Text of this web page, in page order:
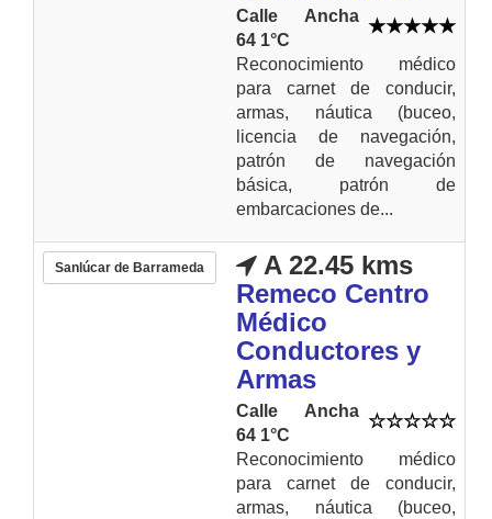
Calle Ancha
64 1°C
Reconocimiento médico
para carnet de conducir,
armas, náutica (buceo,
licencia de navegación,
patrón de navegación
básica, patrón de
embarcaciones de...
Sanlúcar de Barrameda
A 22.45 kms
Remeco Centro
Médico
Conductores y
Armas
Calle Ancha
64 1°C
Reconocimiento médico
para carnet de conducir,
armas, náutica (buceo,